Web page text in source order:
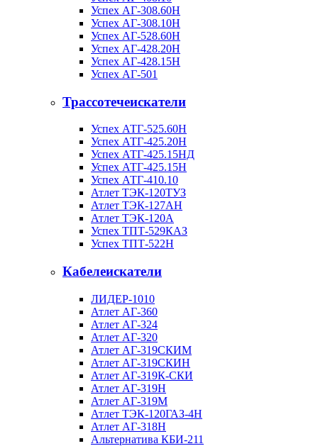
Успех АГ-308.60Н
Успех АГ-308.10Н
Успех АГ-528.60Н
Успех АГ-428.20Н
Успех АГ-428.15Н
Успех АГ-501
Трассотечеискатели
Успех АТГ-525.60Н
Успех АТГ-425.20Н
Успех АТГ-425.15НД
Успех АТГ-425.15Н
Успех АТГ-410.10
Атлет ТЭК-120ТУЗ
Атлет ТЭК-127АН
Атлет ТЭК-120А
Успех ТПТ-529КАЗ
Успех ТПТ-522Н
Кабелеискатели
ЛИДЕР-1010
Атлет АГ-360
Атлет АГ-324
Атлет АГ-320
Атлет АГ-319СКИМ
Атлет АГ-319СКИН
Атлет АГ-319К-СКИ
Атлет АГ-319Н
Атлет АГ-319М
Атлет ТЭК-120ГАЗ-4Н
Атлет АГ-318Н
Альтернатива КБИ-211